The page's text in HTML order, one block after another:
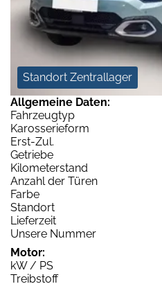
Standort Zentrallager
Allgemeine Daten:
Fahrzeugtyp
Karosserieform
Erst-Zul.
Getriebe
Kilometerstand
Anzahl der Türen
Farbe
Standort
Lieferzeit
Unsere Nummer
Motor:
kW / PS
Treibstoff